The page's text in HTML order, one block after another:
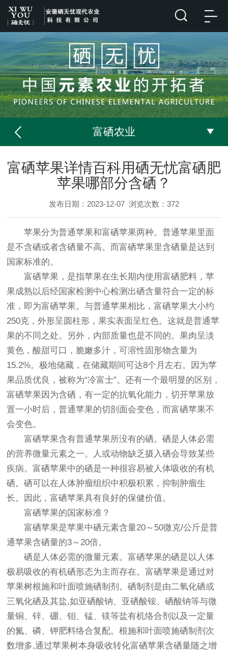
富硒农业
富硒苹果详情百科用硒无忧富硒肥
苹果哪部分含硒？
发布日期：2023-12-07 浏览次数：372
苹果分为普通苹果和富硒苹果两种。普通苹果里面
是不含硒或者含硒量不高。而富硒苹果里含硒量是达到
国家标准的。
富硒苹果，是指苹果在生长期内使用富硒肥料，苹
果成熟以后经国家检测中心检测出硒含量符合一定的标
准，即为富硒苹果。与普通苹果相比，富硒苹果大小约
250克，外形呈圆柱形，果实表面呈红色。这就是普通苹
果的不同之处。另外，内部质量也是不同的。果肉呈淡
黄色，酸甜可口，脆嫩多汁，可溶性固形物含量为
15.2%。极地储藏，在储藏期间可达8个月左右。因为苹
果品质优良，被称为“冷富士”。还有一个最明显的区别，
富硒苹果因为含硒，有一定的抗氧化能力，切开苹果放
置一小时后，普通苹果的切剖面会变色，而富硒苹果不
会变色。
富硒苹果含有普通苹果所没有的硒。硒是人体必需
的营养微量元素之一。人或动物缺乏摄入硒会导致某些
疾病。富硒苹果中的硒是一种很容易被人体吸收的有机
硒。硒可以在人体肿瘤组织中积极积累，抑制肿瘤生
长。因此，富硒苹果具有良好的保健价值。
富硒苹果的国家标准？
富硒苹果是苹果中硒元素含量20～50微克/公斤是普
通苹果含硒量的3～20倍。
硒是人体必需的微量元素。富硒苹果的硒是以人体
极易吸收的有机硒形态为主而存在。富硒苹果是通过对
苹果树根施和叶面喷施硒制剂。硒制剂是由二氧化硒或
三氧化硒及其盐,如亚硒酸钠、亚硒酸铵、硒酸钠等与微
量铜、锌、硼、钼、锰、镁等盐有机络合剂以及一定量
的氮、磷、钾肥料络合复配。根施和叶面喷施硒制剂次
数增多,通过苹果树本身吸收转化富硒苹果含硒量随之增